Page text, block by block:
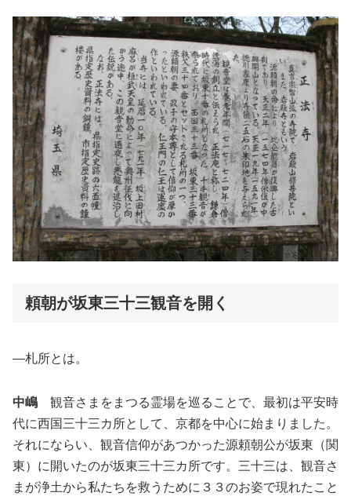
頼朝が坂東三十三観音を開く
―札所とは。
中嶋 観音さまをまつる霊場を巡ることで、最初は平安時
代に西国三十三カ所として、京都を中心に始まりました。
それにならい、観音信仰があつかった源頼朝公が坂東（関
東）に開いたのが坂東三十三カ所です。三十三は、観音さ
まが浄土から私たちを救うために３３のお姿で現れたこと